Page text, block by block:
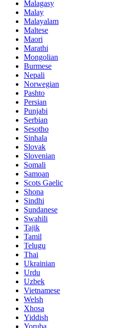
Malagasy
Malay
Malayalam
Maltese
Maori
Marathi
Mongolian
Burmese
Nepali
Norwegian
Pashto
Persian
Punjabi
Serbian
Sesotho
Sinhala
Slovak
Slovenian
Somali
Samoan
Scots Gaelic
Shona
Sindhi
Sundanese
Swahili
Tajik
Tamil
Telugu
Thai
Ukrainian
Urdu
Uzbek
Vietnamese
Welsh
Xhosa
Yiddish
Yoruba